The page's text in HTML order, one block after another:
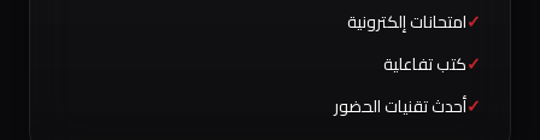
امتحانات إلكترونية
كتب تفاعلية
أحدث تقنيات الحضور